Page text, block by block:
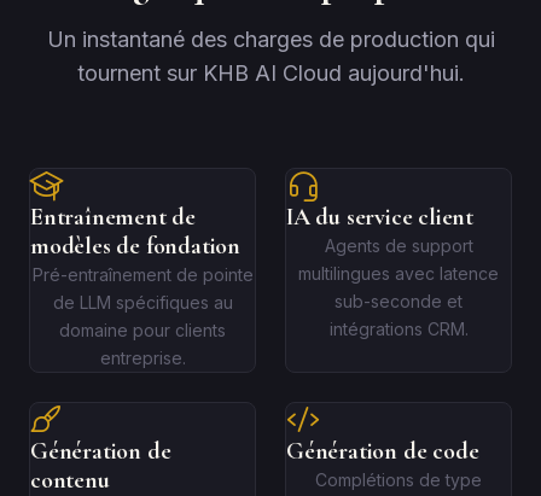
Un instantané des charges de production qui
tournent sur KHB AI Cloud aujourd'hui.
Entraînement de
modèles de fondation
Pré-entraînement de pointe
de LLM spécifiques au
domaine pour clients
entreprise.
IA du service client
Agents de support
multilingues avec latence
sub-seconde et
intégrations CRM.
Génération de
contenu
Génération de code
Complétions de type